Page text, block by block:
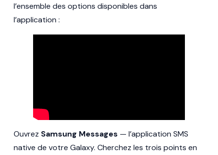
l’ensemble des options disponibles dans
l’application :
Ouvrez Samsung Messages — l’application SMS
native de votre Galaxy. Cherchez les trois points en